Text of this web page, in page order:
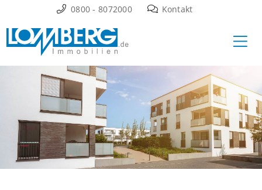
Inhalt
springen
0800 - 8072000 Kontakt